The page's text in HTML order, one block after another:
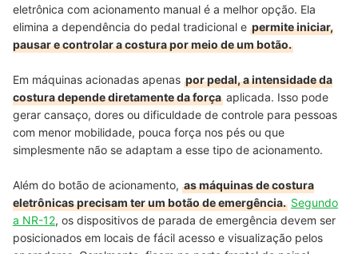
eletrônica com acionamento manual é a melhor opção. Ela
elimina a dependência do pedal tradicional e permite iniciar,
pausar e controlar a costura por meio de um botão.
Em máquinas acionadas apenas por pedal, a intensidade da
costura depende diretamente da força aplicada. Isso pode
gerar cansaço, dores ou dificuldade de controle para pessoas
com menor mobilidade, pouca força nos pés ou que
simplesmente não se adaptam a esse tipo de acionamento.
Além do botão de acionamento, as máquinas de costura
eletrônicas precisam ter um botão de emergência. Segundo
a NR-12, os dispositivos de parada de emergência devem ser
posicionados em locais de fácil acesso e visualização pelos